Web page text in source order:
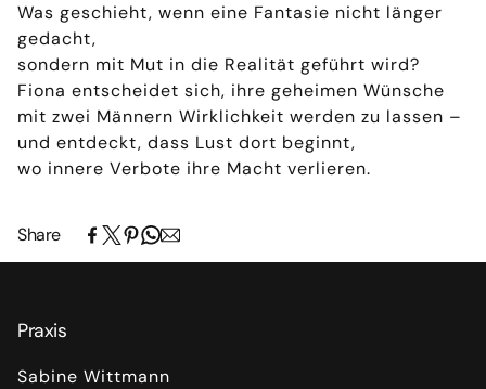
Was geschieht, wenn eine Fantasie nicht länger
gedacht,
sondern mit Mut in die Realität geführt wird?
Fiona entscheidet sich, ihre geheimen Wünsche
mit zwei Männern Wirklichkeit werden zu lassen –
und entdeckt, dass Lust dort beginnt,
wo innere Verbote ihre Macht verlieren.
Share
Praxis
Sabine Wittmann